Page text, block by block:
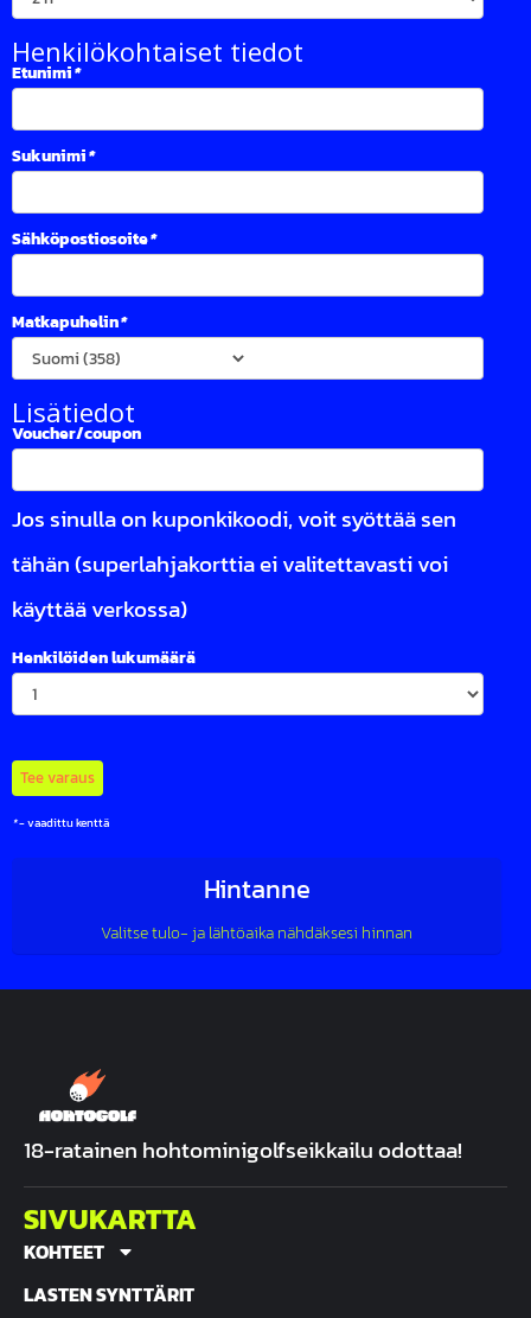
Henkilökohtaiset tiedot
Etunimi*
Sukunimi*
Sähköpostiosoite*
Matkapuhelin*
Lisätiedot
Voucher/coupon
Jos sinulla on kuponkikoodi, voit syöttää sen
tähän (superlahjakorttia ei valitettavasti voi
käyttää verkossa)
Henkilöiden lukumäärä
*- vaadittu kenttä
Hintanne
Valitse tulo- ja lähtöaika nähdäksesi hinnan
18-ratainen hohtominigolfseikkailu odottaa!
SIVUKARTTA
KOHTEET
LASTEN SYNTTÄRIT